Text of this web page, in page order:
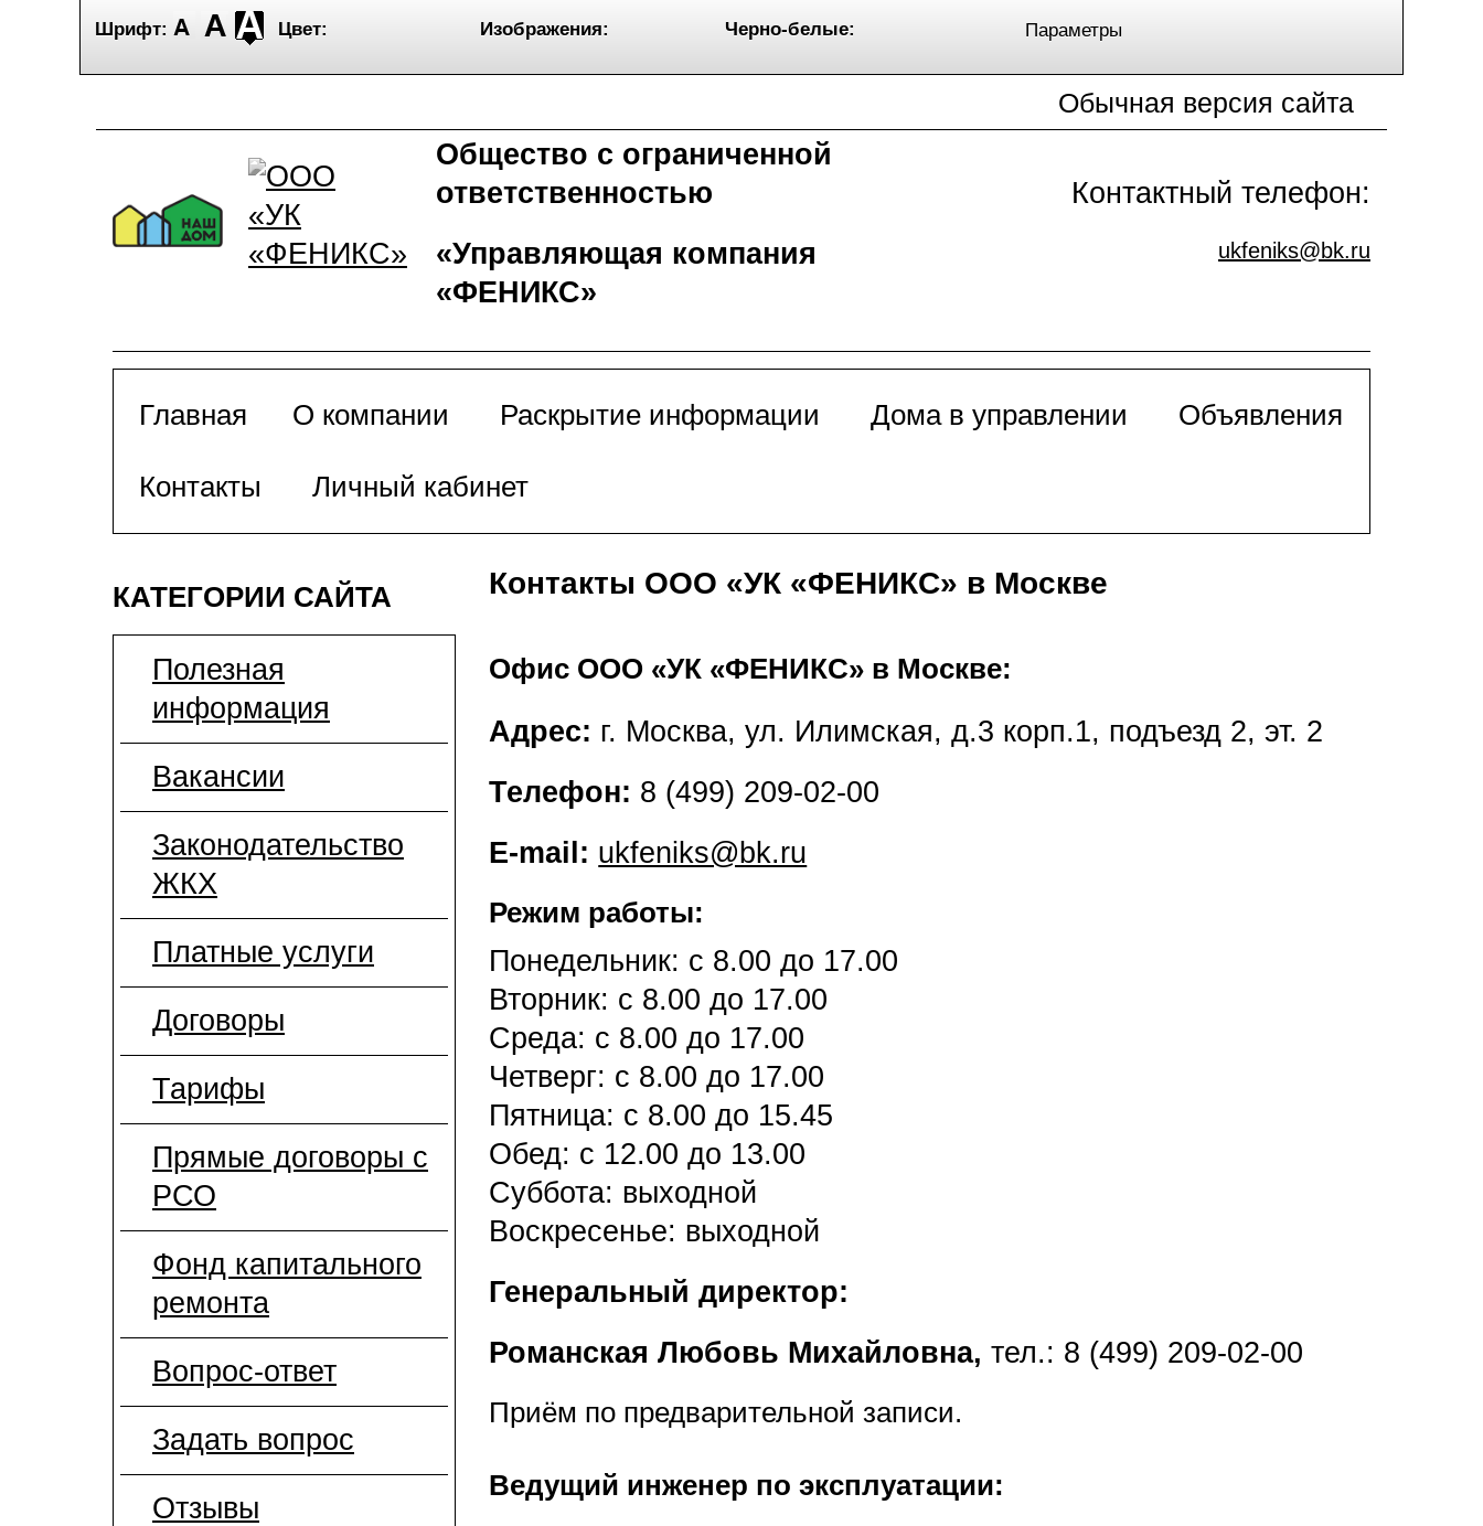
Шрифт: Цвет: Изображения: Черно-белые: Параметры
Обычная версия сайта
Общество с ограниченной
ответственностью
«Управляющая компания
«ФЕНИКС»
Контактный телефон:
ukfeniks@bk.ru
Главная О компании Раскрытие информации Дома в управлении Объявления
Контакты Личный кабинет
КАТЕГОРИИ САЙТА
Полезная
информация
Вакансии
Законодательство
ЖКХ
Платные услуги
Договоры
Тарифы
Прямые договоры с
РСО
Фонд капитального
ремонта
Вопрос-ответ
Задать вопрос
Отзывы
Контакты ООО «УК «ФЕНИКС» в Москве
Офис ООО «УК «ФЕНИКС» в Москве:
Адрес: г. Москва, ул. Илимская, д.3 корп.1, подъезд 2, эт. 2
Телефон: 8 (499) 209-02-00
E-mail: ukfeniks@bk.ru
Режим работы:
Понедельник: с 8.00 до 17.00
Вторник: с 8.00 до 17.00
Среда: с 8.00 до 17.00
Четверг: с 8.00 до 17.00
Пятница: с 8.00 до 15.45
Обед: с 12.00 до 13.00
Суббота: выходной
Воскресенье: выходной
Генеральный директор:
Романская Любовь Михайловна, тел.: 8 (499) 209-02-00
Приём по предварительной записи.
Ведущий инженер по эксплуатации: